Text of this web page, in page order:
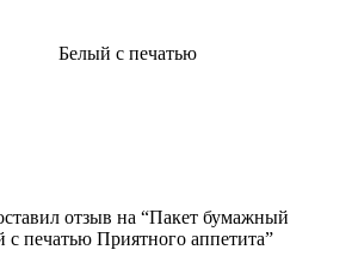
Белый с печатью
отзыв на “Пакет бумажный
печатью Приятного аппетита”